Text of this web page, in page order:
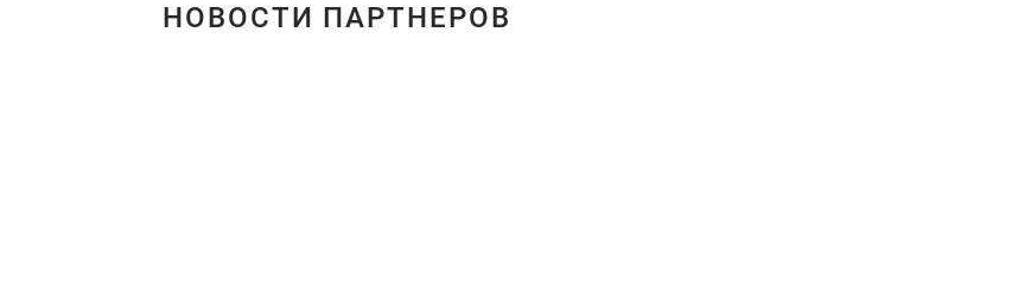
НОВОСТИ ПАРТНЕРОВ